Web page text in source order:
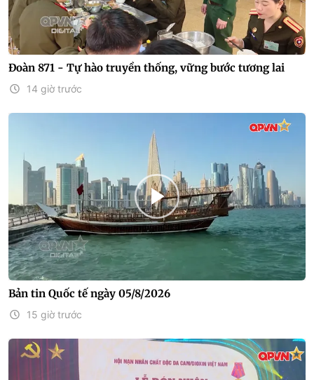
Đoàn 871 - Tự hào truyền thống, vững bước tương lai
14 giờ trước
Bản tin Quốc tế ngày 05/8/2026
15 giờ trước